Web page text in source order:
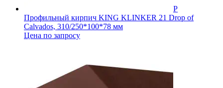
Профильный кирпич KING KLINKER 21 Drop of
Calvados, 310/250*100*78 мм
Цена по запросу